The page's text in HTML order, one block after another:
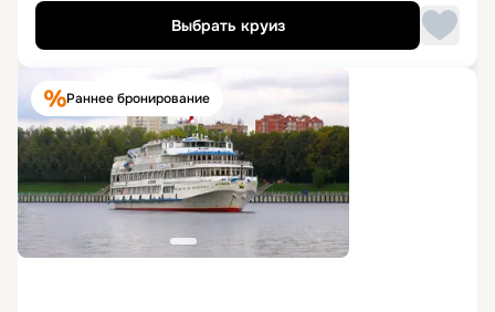
Выбрать круиз
Раннее бронирование